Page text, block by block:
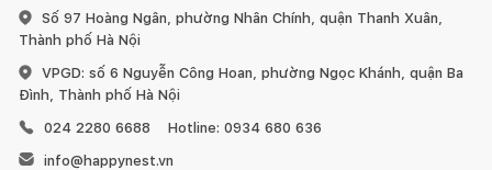
Số 97 Hoàng Ngân, phường Nhân Chính, quận Thanh Xuân,
Thành phố Hà Nội
VPGD: số 6 Nguyễn Công Hoan, phường Ngọc Khánh, quận Ba
Đình, Thành phố Hà Nội
024 2280 6688
Hotline: 0934 680 636
info@happynest.vn